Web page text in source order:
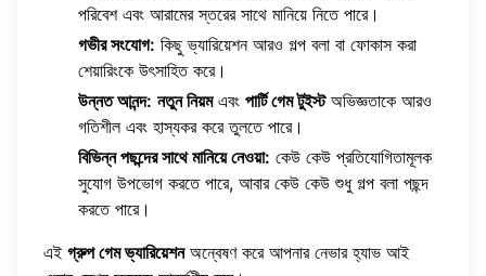
পরিবেশ এবং আরামের স্তরের সাথে মানিয়ে নিতে পারে।
গভীর সংযোগ: কিছু ভ্যারিয়েশন আরও গল্প বলা বা ফোকাস করা
শেয়ারিংকে উৎসাহিত করে।
উন্নত আনন্দ: নতুন নিয়মএবং পার্টি গেম টুইস্টঅভিজ্ঞতাকে আরও
গতিশীল এবং হাস্যকর করে তুলতে পারে।
বিভিন্ন পছন্দের সাথে মানিয়ে নেওয়া: কেউ কেউ প্রতিযোগিতামূলক
সুযোগ উপভোগ করতে পারে, আবার কেউ কেউ শুধু গল্প বলা পছন্দ
করতে পারে।
এই গ্রুপ গেম ভ্যারিয়েশনঅন্বেষণ করে আপনার নেভার হ্যাভ আই